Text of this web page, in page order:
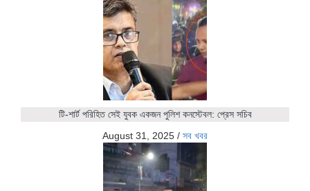
টি-শার্ট পরিহিত সেই যুবক একজন পুলিশ কনস্টেবল: প্রেস সচিব
August 31, 2025 / সব খবর